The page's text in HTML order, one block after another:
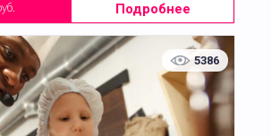
Подробнее
5386